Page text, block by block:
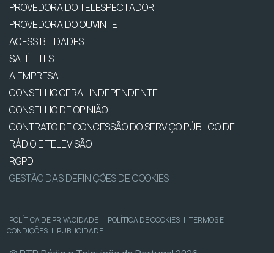
PROVEDORA DO TELESPECTADOR
PROVEDORA DO OUVINTE
ACESSIBILIDADES
SATÉLITES
A EMPRESA
CONSELHO GERAL INDEPENDENTE
CONSELHO DE OPINIÃO
CONTRATO DE CONCESSÃO DO SERVIÇO PÚBLICO DE
RÁDIO E TELEVISÃO
RGPD
GESTÃO DAS DEFINIÇÕES DE COOKIES
POLÍTICA DE PRIVACIDADE | POLÍTICA DE COOKIES | TERMOS E
CONDIÇÕES | PUBLICIDADE